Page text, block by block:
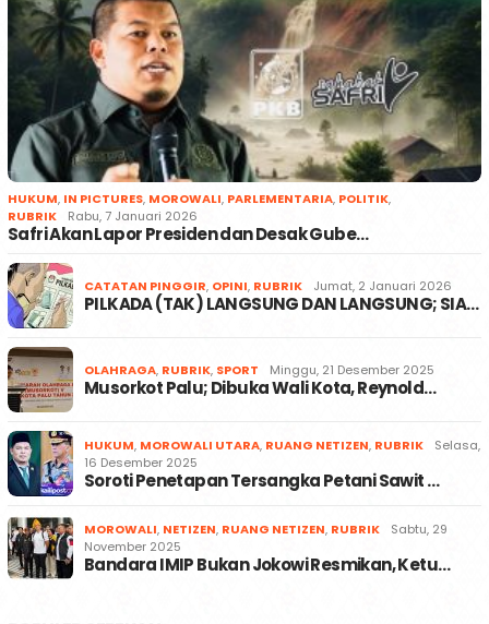
HUKUM, IN PICTURES, MOROWALI, PARLEMENTARIA, POLITIK,
RUBRIK
Rabu, 7 Januari 2026
Safri Akan Lapor Presiden dan Desak Gube…
CATATAN PINGGIR, OPINI, RUBRIK Jumat, 2 Januari 2026
PILKADA (TAK) LANGSUNG DAN LANGSUNG; SIA…
OLAHRAGA, RUBRIK, SPORT Minggu, 21 Desember 2025
Musorkot Palu; Dibuka Wali Kota, Reynold…
HUKUM, MOROWALI UTARA, RUANG NETIZEN, RUBRIK
Selasa,
16 Desember 2025
Soroti Penetapan Tersangka Petani Sawit …
MOROWALI, NETIZEN, RUANG NETIZEN, RUBRIK
Sabtu, 29
November 2025
Bandara IMIP Bukan Jokowi Resmikan, Ketu…